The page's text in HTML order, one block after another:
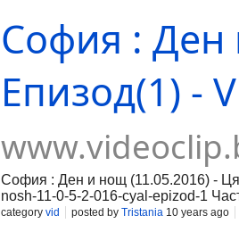
София : Ден
Епизод(1) -
София : Ден и нощ (11.05.2016) -
nosh-11-0-5-2-016-cyal-epizod-1
cyal-epizod-2 Част 3:https://
category vid posted by Tristania 10 years ago